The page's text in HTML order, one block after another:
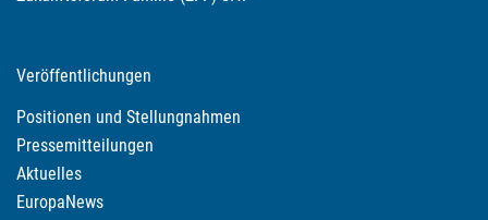
Veröffentlichungen
Positionen und Stellungnahmen
Pressemitteilungen
Aktuelles
EuropaNews